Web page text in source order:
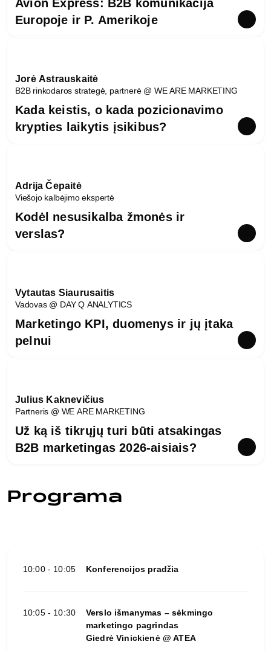
Avion Express: B2B komunikacija
Europoje ir P. Amerikoje
Jorė Astrauskaitė
B2B rinkodaros strategė, partnerė @ WE ARE MARKETING
Kada keistis, o kada pozicionavimo
krypties laikytis įsikibus?
Adrija Čepaitė
Viešojo kalbėjimo ekspertė
Kodėl nesusikalba žmonės ir
verslas?
Vytautas Siaurusaitis
Vadovas @ DAY Q ANALYTICS
Marketingo KPI, duomenys ir jų įtaka
pelnui
Julius Kaknevičius
Partneris @ WE ARE MARKETING
Už ką iš tikrųjų turi būti atsakingas
B2B marketingas 2026-aisiais?
Programa
10:00 - 10:05 Konferencijos pradžia
10:05 - 10:30
Verslo išmanymas – sėkmingo
marketingo pagrindas
Giedrė Vinickienė @ ATEA